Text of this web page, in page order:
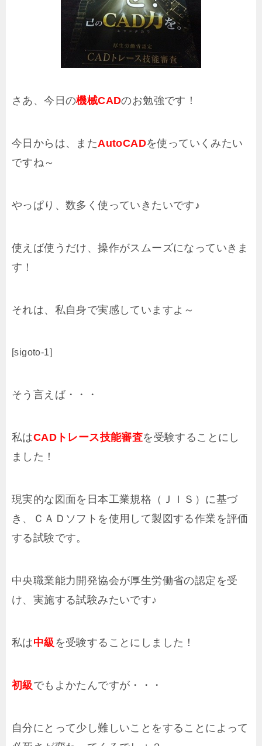
さあ、今日の機械CADのお勉強です！
今日からは、またAutoCADを使っていくみたい
ですね～
やっぱり、数多く使っていきたいです♪
使えば使うだけ、操作がスムーズになっていきま
す！
それは、私自身で実感していますよ～
[sigoto-1]
そう言えば・・・
私はCADトレース技能審査を受験することにし
ました！
現実的な図面を日本工業規格（ＪＩＳ）に基づ
き、ＣＡＤソフトを使用して製図する作業を評価
する試験です。
中央職業能力開発協会が厚生労働省の認定を受
け、実施する試験みたいです♪
私は中級 を受験することにしました！
初級でもよかたんですが・・・
自分にとって少し難しいことをすることによって